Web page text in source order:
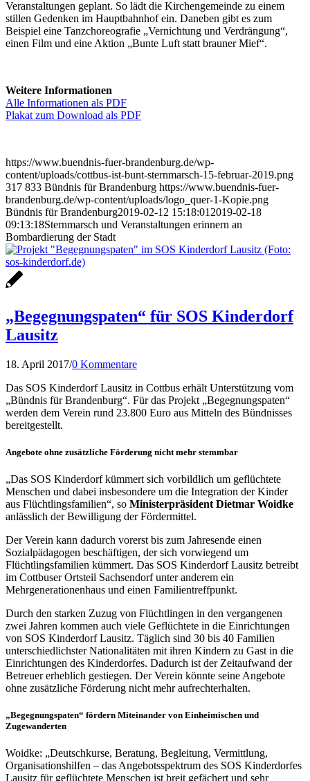
Veranstaltungen geplant. So lädt die Kirchengemeinde zu einem
stillen Gedenken im Hauptbahnhof ein. Daneben gibt es zum
Beispiel eine Tanzchoreografie „Vernichtung und Verdrängung“,
einen Film und eine Aktion „Bunte Luft statt brauner Mief“.
Weitere Informationen
Alle Informationen als PDF
Plakat zum Download als PDF
https://www.buendnis-fuer-brandenburg.de/wp-
content/uploads/cottbus-ist-bunt-sternmarsch-15-februar-2019.png
317 833 Bündnis für Brandenburg https://www.buendnis-fuer-
brandenburg.de/wp-content/uploads/logo_quer-1-Kopie.png
Bündnis für Brandenburg2019-02-12 15:18:01 2019-02-18
09:13:18Sternmarsch und Veranstaltungen erinnern an
Bombardierung der Stadt
„Begegnungspaten“ für SOS Kinderdorf
Lausitz
18. April 2017/0 Kommentare
Das SOS Kinderdorf Lausitz in Cottbus erhält Unterstützung vom
„Bündnis für Brandenburg“. Für das Projekt „Begegnungspaten“
werden dem Verein rund 23.800 Euro aus Mitteln des Bündnisses
bereitgestellt.
Angebote ohne zusätzliche Förderung nicht mehr stemmbar
„Das SOS Kinderdorf kümmert sich vorbildlich um geflüchtete
Menschen und dabei insbesondere um die Integration der Kinder
aus Flüchtlingsfamilien“, so Ministerpräsident Dietmar Woidke
anlässlich der Bewilligung der Fördermittel.
Der Verein kann dadurch vorerst bis zum Jahresende einen
Sozialpädagogen beschäftigen, der sich vorwiegend um
Flüchtlingsfamilien kümmert. Das SOS Kinderdorf Lausitz betreibt
im Cottbuser Ortsteil Sachsendorf unter anderem ein
Mehrgenerationenhaus und einen Familientreffpunkt.
Durch den starken Zuzug von Flüchtlingen in den vergangenen
zwei Jahren kommen auch viele Geflüchtete in die Einrichtungen
von SOS Kinderdorf Lausitz. Täglich sind 30 bis 40 Familien
unterschiedlichster Nationalitäten mit ihren Kindern zu Gast in die
Einrichtungen des Kinderdorfes. Dadurch ist der Zeitaufwand der
Betreuer erheblich gestiegen. Der Verein könnte seine Angebote
ohne zusätzliche Förderung nicht mehr aufrechterhalten.
„Begegnungspaten“ fördern Miteinander von Einheimischen und
Zugewanderten
Woidke: „Deutschkurse, Beratung, Begleitung, Vermittlung,
Organisationshilfen – das Angebotsspektrum des SOS Kinderdorfes
Lausitz für geflüchtete Menschen ist breit gefächert und sehr